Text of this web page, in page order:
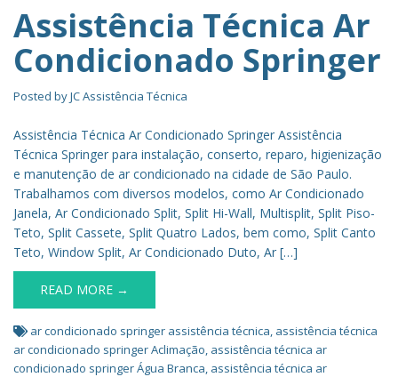
Assistência Técnica Ar
Condicionado Springer
Posted byJC Assistência Técnica
Assistência Técnica Ar Condicionado Springer Assistência
Técnica Springer para instalação, conserto, reparo, higienização
e manutenção de ar condicionado na cidade de São Paulo.
Trabalhamos com diversos modelos, como Ar Condicionado
Janela, Ar Condicionado Split, Split Hi-Wall, Multisplit, Split Piso-
Teto, Split Cassete, Split Quatro Lados, bem como, Split Canto
Teto, Window Split, Ar Condicionado Duto, Ar […]
READ MORE →
ar condicionado springer assistência técnica, assistência técnica
ar condicionado springer Aclimação, assistência técnica ar
condicionado springer Água Branca, assistência técnica ar